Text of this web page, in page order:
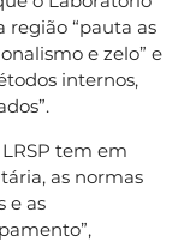
região “pauta as
e zelo” e
internos,
tem em
as normas
e as